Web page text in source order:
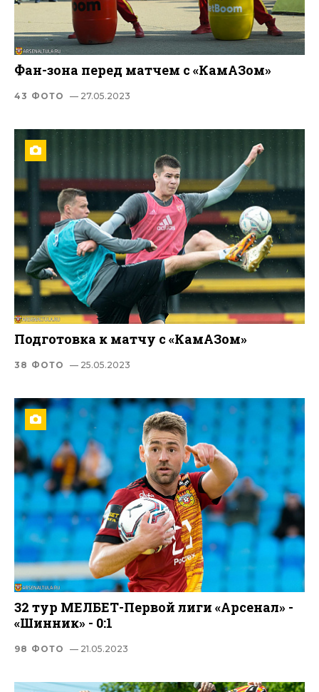
Фан-зона перед матчем с «КамАЗом»
43 ФОТО — 27.05.2023
Подготовка к матчу с «КамАЗом»
38 ФОТО — 25.05.2023
32 тур МЕЛБЕТ-Первой лиги «Арсенал» -
«Шинник» - 0:1
98 ФОТО — 21.05.2023